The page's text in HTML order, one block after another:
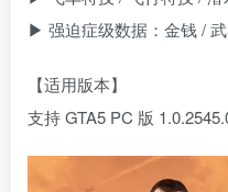
▶ 强迫症级数据：金钱 /
【适用版本】
支持 GTA5 PC 版